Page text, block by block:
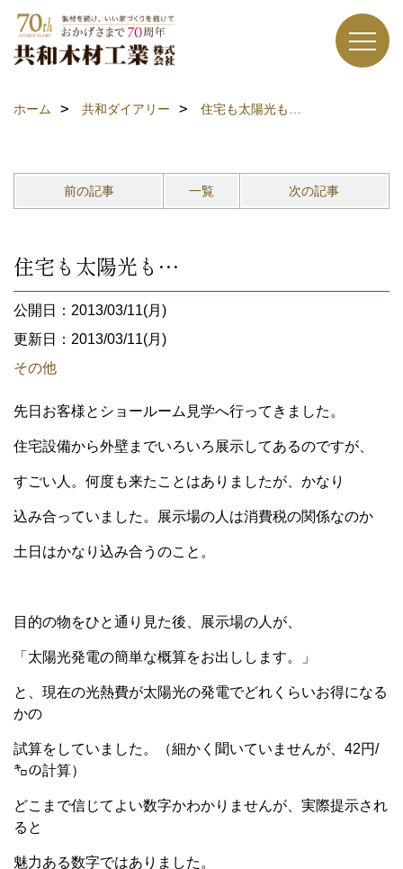
ホーム 共和ダイアリー 住宅も太陽光も…
前の記事 一覧 次の記事
住宅も太陽光も…
公開日：2013/03/11(月)
更新日：2013/03/11(月)
その他
先日お客様とショールーム見学へ行ってきました。
住宅設備から外壁までいろいろ展示してあるのですが、
すごい人。何度も来たことはありましたが、かなり
込み合っていました。展示場の人は消費税の関係なのか
土日はかなり込み合うのこと。
目的の物をひと通り見た後、展示場の人が、
「太陽光発電の簡単な概算をお出しします。」
と、現在の光熱費が太陽光の発電でどれくらいお得になる
かの
試算をしていました。（細かく聞いていませんが、42円/
㌔の計算）
どこまで信じてよい数字かわかりませんが、実際提示され
ると
魅力ある数字ではありました。